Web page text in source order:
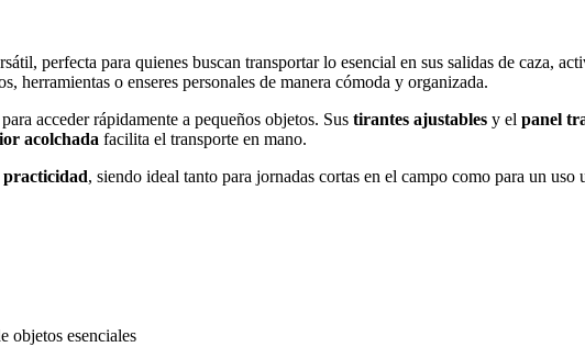
perfecta para quienes buscan transportar lo esencial en sus salidas de caza,
herramientas o enseres personales de manera cómoda y organizada.
para acceder rápidamente a pequeños objetos. Sus tirantes ajustables y el panel
acolchada facilita el transporte en mano.
, siendo ideal tanto para jornadas cortas en el campo como para un uso
objetos esenciales